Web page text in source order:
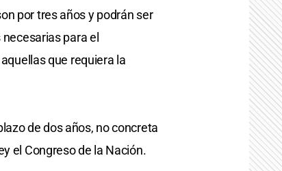
por tres años y podrán ser
para el
que requiera la
de dos años, no concreta
el Congreso de la Nación.